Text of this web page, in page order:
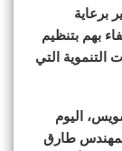
برعاية
بهم بتنظيم
التنموية التي
اليوم
المهندس طارق